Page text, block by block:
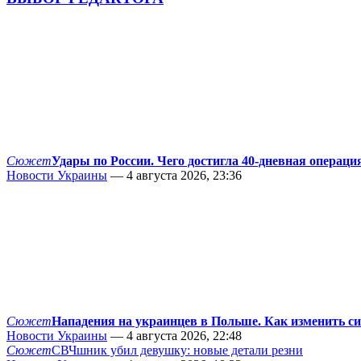
СюжетУдары по России. Чего достигла 40-дневная
Новости Украины — 4 августа 2026, 23:36
СюжетНападения на украинцев в Польше. Как изменить
Новости Украины — 4 августа 2026, 22:48
СюжетСВЧшник убил девушку: новые детали резни